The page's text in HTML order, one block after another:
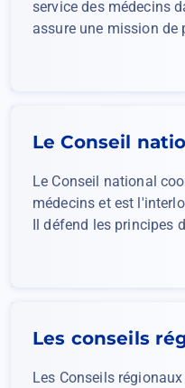
service des médecins
assure une mission de
Le Conseil
Le Conseil national
médecins et est
Il défend les principes
Les conseils
Les Conseils